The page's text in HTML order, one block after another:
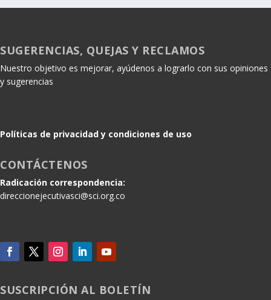
SUGERENCIAS, QUEJAS Y RECLAMOS
Nuestro objetivo es mejorar, ayúdenos a lograrlo con sus opiniones
y sugerencias
Políticas de privacidad y condiciones de uso
CONTÁCTENOS
Radicación correspondencia:
direccionejecutivasci@sci.org.co
SUSCRIPCIÓN AL BOLETÍN